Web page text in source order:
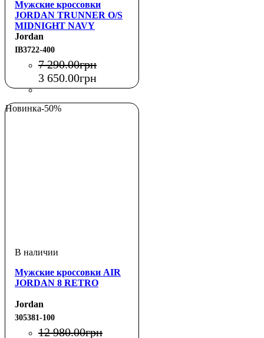
Мужские кроссовки
JORDAN TRUNNER O/S
MIDNIGHT NAVY
Jordan
IB3722-400
7 290.00грн
3 650.00грн
Новинка-50%
Мужские кроссовки AIR
JORDAN 8 RETRO
Jordan
305381-100
12 980.00грн